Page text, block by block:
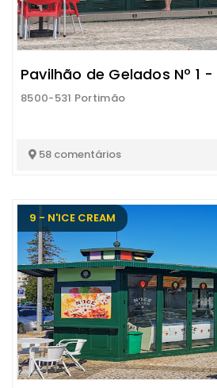
Pavilhão de Gelados Nº 1
8500-531 Portimão
58 comentários
9 - N'ICE CREAM